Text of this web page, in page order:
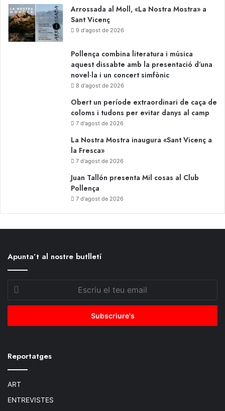
Arrossada al Moll, «La Nostra Mostra» a
Sant Vicenç
9 d'agost de 2026
Pollença combina literatura i música
aquest dissabte amb la presentació d’una
novel·la i un concert simfònic
8 d'agost de 2026
Obert un període extraordinari de caça de
coloms i tudons per evitar danys al camp
7 d'agost de 2026
La Nostra Mostra inaugura «Sant Vicenç a
la Fresca»
7 d'agost de 2026
Juan Tallón presenta Mil cosas al Club
Pollença
7 d'agost de 2026
Apunta’t al nostre butlletí
Escriu
teu
Reportatges
ART
ENTREVISTES